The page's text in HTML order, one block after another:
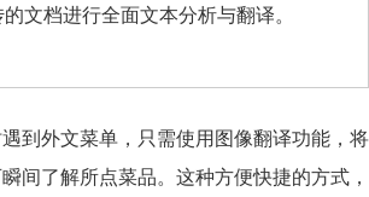
文档进行全面文本分析与翻译。
到外文菜单，只需使用图像翻译功能，将
间了解所点菜品。这种方便快捷的方式，